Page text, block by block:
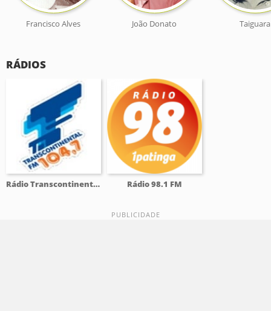
Francisco Alves João Donato Taiguara
RÁDIOS
Rádio Transcontinental 104.7 FM Rádio 98.1 FM